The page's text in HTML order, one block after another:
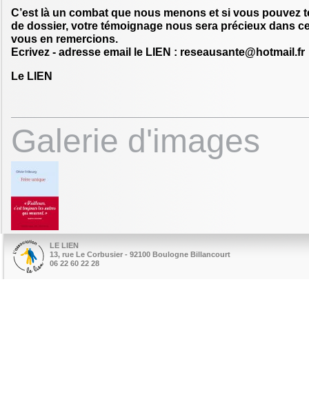
C’est là un combat que nous menons et si vous pouvez
de dossier, votre témoignage nous sera précieux dans
vous en remercions.
Ecrivez - adresse email le LIEN : reseausante@hotmail.fr
Le LIEN
Galerie d'images
LE LIEN
13, rue Le Corbusier - 92100 Boulogne Billancourt
06 22 60 22 28